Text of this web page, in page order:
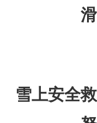
雪上安全